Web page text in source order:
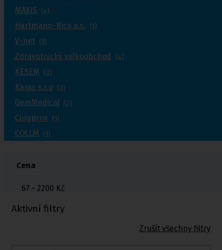
MAXIS (4)
Hartmann-Rico a.s. (1)
V-net (1)
Zdravotnický velkoobchod (4)
KESEM (3)
Karas s.r.o (3)
GemMedical (2)
Curaprox (1)
COLLM (1)
Cena
67 - 2200 Kč
Aktivní filtry
Zrušit všechny filtry